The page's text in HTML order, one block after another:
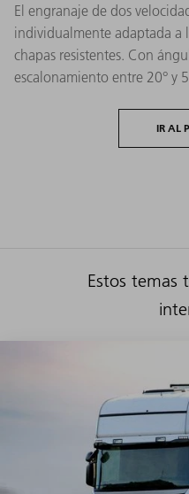
El engranaje de dos
individualmente adaptada a
chapas resistentes. Con
escalonamiento entre 20° y
IR AL
Estos temas